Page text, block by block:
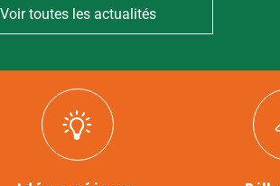
Voir toutes les actualités